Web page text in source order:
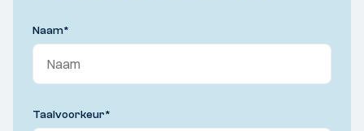
Naam*
Taalvoorkeur*